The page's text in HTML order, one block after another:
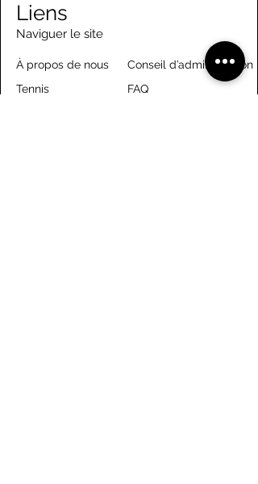
Liens
Naviguer le site
À propos de nous
Conseil d’administration
Tennis
FAQ